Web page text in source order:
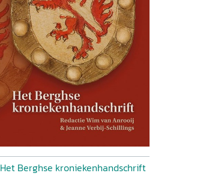
Het Berghse kroniekenhandschrift